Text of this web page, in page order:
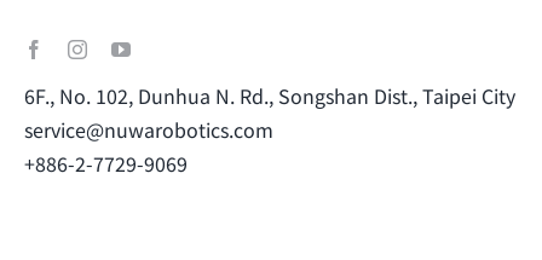
6F., No. 102, Dunhua N. Rd., Songshan Dist., Taipei City
service@nuwarobotics.com
+886-2-7729-9069